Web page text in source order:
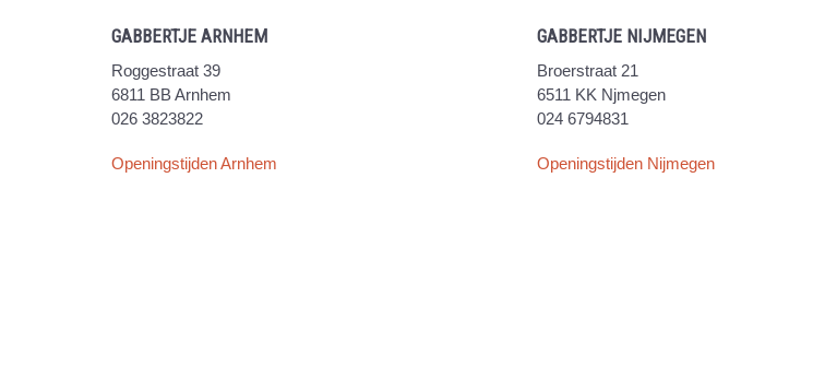
GABBERTJE ARNHEM
Roggestraat 39
6811 BB Arnhem
026 3823822
Openingstijden Arnhem
GABBERTJE NIJMEGEN
Broerstraat 21
6511 KK Njmegen
024 6794831
Openingstijden Nijmegen